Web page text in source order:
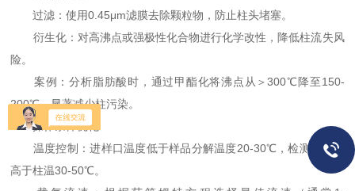
过滤：使用0.45μm滤膜去除颗粒物，防止柱头堵塞。
衍生化：对高沸点或强极性化合物进行化学改性，降低柱流失风
险。
案例：分析脂肪酸时，通过甲酯化将沸点从＞300℃降至150-
200℃，显著减少柱污染。
操作条件优化
温度控制：进样口温度低于样品分解温度20-30℃，检测器温度
高于柱温30-50℃。